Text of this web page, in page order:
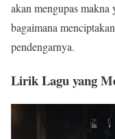
akan mengupas
bagaimana menciptakan
pendengarnya.
Lirik Lagu yang